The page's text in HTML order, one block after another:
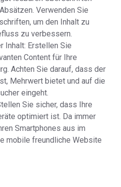
Verwenden Sie
um den Inhalt zu
zu verbessern.
Inhalt: Erstellen Sie
Content für Ihre
Achten Sie darauf, dass der
Mehrwert bietet und auf die
eingeht.
Sie sicher, dass Ihre
optimiert ist. Da immer
Smartphones aus im
mobile freundliche Website